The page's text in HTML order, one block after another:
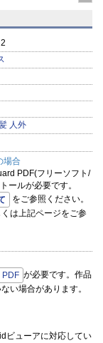
人外
場合
PDF(フリーソフト/
ールが必要です。
をご参照ください。
は上記ページをご参
PDF が必要です。作品
い場合があります。
ビューアに対応してい